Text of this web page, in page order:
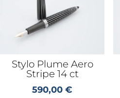
Stylo Plume Aero
Stripe 14 ct
590,00€